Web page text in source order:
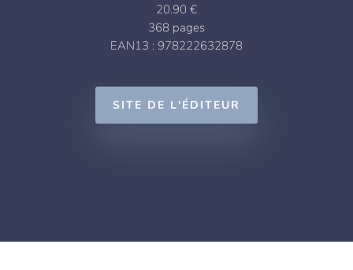
20.90 €
368 pages
EAN13 : 978222632878
SITE DE L'ÉDITEUR